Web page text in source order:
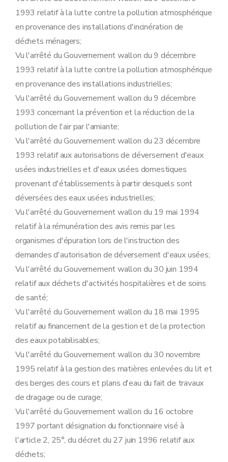
Art. 107
Art. 108
Section 8 Etude de caractérisation visée à l'article 79, §1
Art. 109
Section 9 Transformation et extension de l'établissement visé à l'article 10, §2, du décret
Art. 110
Sous-section première Procédure d'octroi du permis d'environnement
Art. 111
Procédure d'octroi du permis unique
Art. 112
Sous-section 3 Déclaration
Sous-section 4 Transformation et extension de l'établissement
Art. 114
Art. 115
Sous-section 6 Obligations de l'exploitant
Art. 116
Sous-section 7 Mesures de police administrative
Art. 117
Sous-section 8
Etude de caractérisation
Art. 118
Sous-section 9 Sanctions pénales
Art. 119
Sous-section 10 Recours
Art. 120
Sous-section11
Obligation de notification périodique de données environnementales
Art.120bis
Chapitre III Remise en état
Art. 121
Chapitre IV
Section première Dispositions abrogatoires et modificatives
Sous-section première Etablissements dangereux, insalubres et incommodes
Art. 123
Sous-section 2 Eau
Art. 125
Art. 126
Art. 128
Art. 129
Art. 130
Art. 131
Art. 132
1993 relatif à la lutte contre la pollution atmosphérique
en provenance des installations d'incinération de
déchets ménagers;
Vu l'arrêté du Gouvernement wallon du 9 décembre
1993 relatif à la lutte contre la pollution atmosphérique
en provenance des installations industrielles;
Vu l'arrêté du Gouvernement wallon du 9 décembre
1993 concernant la prévention et la réduction de la
pollution de l'air par l'amiante;
Vu l'arrêté du Gouvernement wallon du 23 décembre
1993 relatif aux autorisations de déversement d'eaux
usées industrielles et d'eaux usées domestiques
provenant d'établissements à partir desquels sont
déversées des eaux usées industrielles;
Vu l'arrêté du Gouvernement wallon du 19 mai 1994
relatif à la rémunération des avis remis par les
organismes d'épuration lors de l'instruction des
demandes d'autorisation de déversement d'eaux usées;
Vu l'arrêté du Gouvernement wallon du 30 juin 1994
relatif aux déchets d'activités hospitalières et de soins
de santé;
Vu l'arrêté du Gouvernement wallon du 18 mai 1995
relatif au financement de la gestion et de la protection
des eaux potabilisables;
Vu l'arrêté du Gouvernement wallon du 30 novembre
1995 relatif à la gestion des matières enlevées du lit et
des berges des cours et plans d'eau du fait de travaux
de dragage ou de curage;
Vu l'arrêté du Gouvernement wallon du 16 octobre
1997 portant désignation du fonctionnaire visé à
l'article 2, 25°, du décret du 27 juin 1996 relatif aux
déchets;